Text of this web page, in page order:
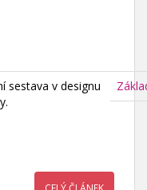
sestava v designu